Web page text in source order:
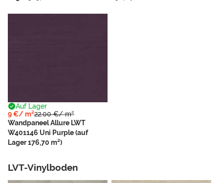
Auf Lager
9 €/ m²22.00 €/ m²
Wandpaneel Allure LWT
W401146 Uni Purple (auf
Lager 176,70 m²)
LVT-Vinylboden